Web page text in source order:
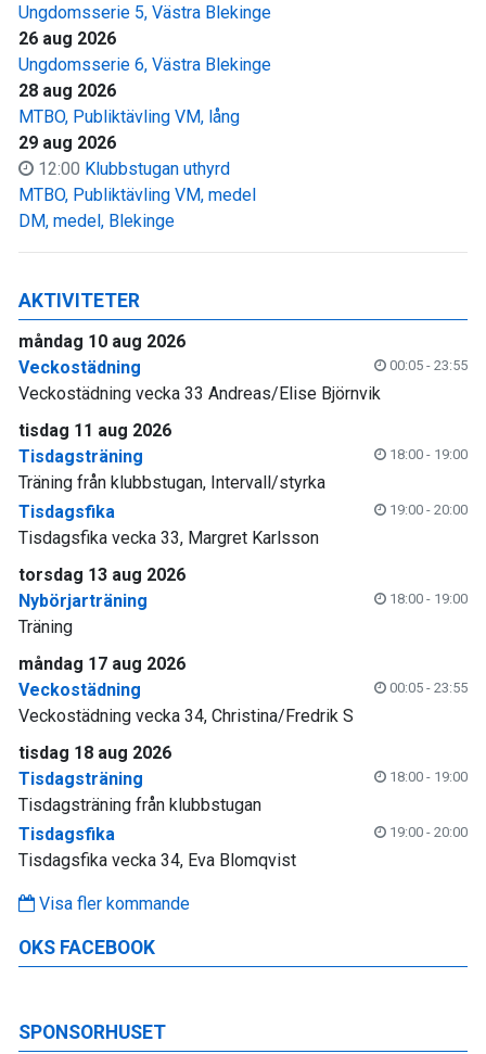
Ungdomsserie 5, Västra Blekinge
26 aug 2026
Ungdomsserie 6, Västra Blekinge
28 aug 2026
MTBO, Publiktävling VM, lång
29 aug 2026
12:00 Klubbstugan uthyrd
MTBO, Publiktävling VM, medel
DM, medel, Blekinge
AKTIVITETER
måndag 10 aug 2026
Veckostädning
00:05 - 23:55
Veckostädning vecka 33 Andreas/Elise Björnvik
tisdag 11 aug 2026
Tisdagsträning
18:00 - 19:00
Träning från klubbstugan, Intervall/styrka
Tisdagsfika
19:00 - 20:00
Tisdagsfika vecka 33, Margret Karlsson
torsdag 13 aug 2026
Nybörjarträning
18:00 - 19:00
Träning
måndag 17 aug 2026
Veckostädning
00:05 - 23:55
Veckostädning vecka 34, Christina/Fredrik S
tisdag 18 aug 2026
Tisdagsträning
18:00 - 19:00
Tisdagsträning från klubbstugan
Tisdagsfika
19:00 - 20:00
Tisdagsfika vecka 34, Eva Blomqvist
Visa fler kommande
OKS FACEBOOK
SPONSORHUSET